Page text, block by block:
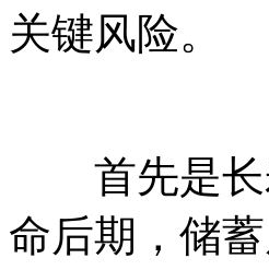
关键风险。
首先是长
命后期，储